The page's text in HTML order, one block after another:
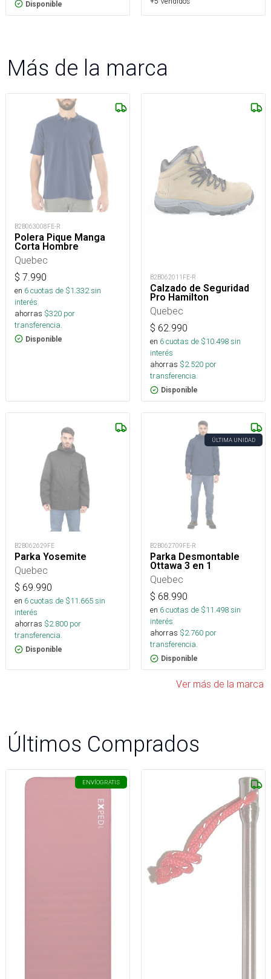
Disponible
Más de la marca
B2B063008FE-R
Polera Pique Manga
Corta Hombre
Quebec
$ 7.990
en 6cuotas de $1.332sin
interés
ahorras $320 por
transferencia.
Disponible
B2B062011FE-R
Calzado de Seguridad
Pro Hamilton
Quebec
$ 62.990
en 6cuotas de $10.498sin
interés
ahorras $2.520 por
transferencia.
Disponible
B2B062629FE
Parka Yosemite
Quebec
$ 69.990
en 6cuotas de $11.665sin
interés
ahorras $2.800 por
transferencia.
Disponible
ÚLTIMA UNIDAD
B2B062709FE-R
Parka Desmontable
Ottawa 3 en 1
Quebec
$ 68.990
en 6cuotas de $11.498sin
interés
ahorras $2.760 por
transferencia.
Disponible
Ver más de la marca
Últimos Comprados
ENVÍOGRATIS